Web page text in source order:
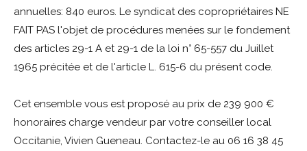
annuelles: 840 euros. Le syndicat des copropriétaires NE
FAIT PAS l'objet de procédures menées sur le fondement
des articles 29-1 A et 29-1 de la loi n° 65-557 du Juillet
1965 précitée et de l'article L. 615-6 du présent code.
Cet ensemble vous est proposé au prix de 239 900 €
honoraires charge vendeur par votre conseiller local
Occitanie, Vivien Gueneau. Contactez-le au 06 16 38 45